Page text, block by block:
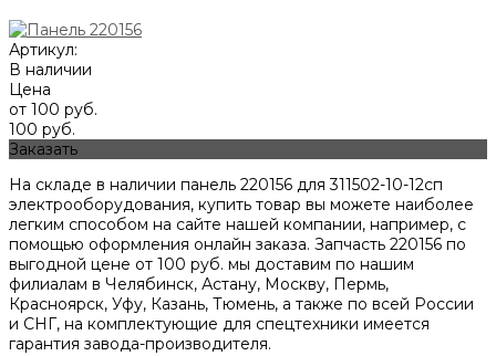
Артикул:
В наличии
Цена
от 100 руб.
100 руб.
Заказать
На складе в наличии панель 220156 для 311502-10-12сп
электрооборудования, купить товар вы можете наиболее
легким способом на сайте нашей компании, например, с
помощью оформления онлайн заказа. Запчасть 220156 по
выгодной цене от 100 руб. мы доставим по нашим
филиалам в Челябинск, Астану, Москву, Пермь,
Красноярск, Уфу, Казань, Тюмень, а также по всей России
и СНГ, на комплектующие для спецтехники имеется
гарантия завода-производителя.